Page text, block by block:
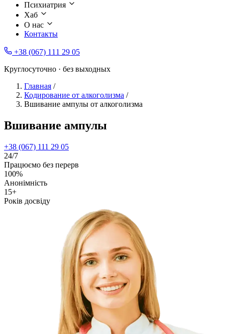
Психиатрия
Хаб
О нас
Контакты
+38 (067) 111 29 05
Круглосуточно · без выходных
Главная /
Кодирование от алкоголизма /
Вшивание ампулы от алкоголизма
Вшивание ампулы
+38 (067) 111 29 05
24/7
Працюємо без перерв
100%
Анонімність
15+
Років досвіду